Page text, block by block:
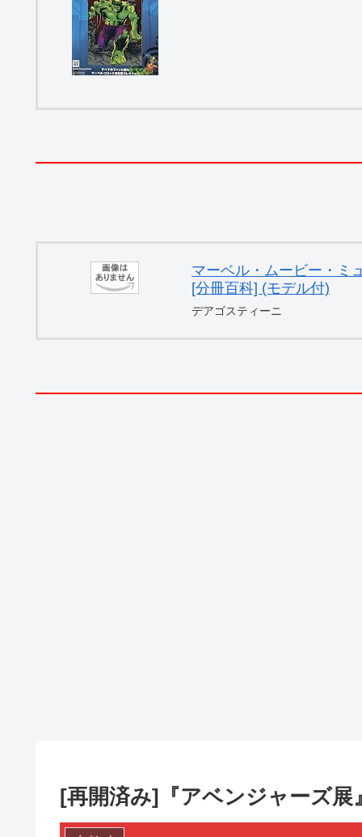
マーベル・ムービー・ミ
[分冊百科] (モデル付)
デアゴスティーニ
[再開済み]『アベンジャーズ展